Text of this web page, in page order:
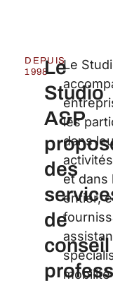
DEPUIS
1998Le
Studio
A&P
des
de
conseil
Le
les
dans
et dans
entier,
mobilité